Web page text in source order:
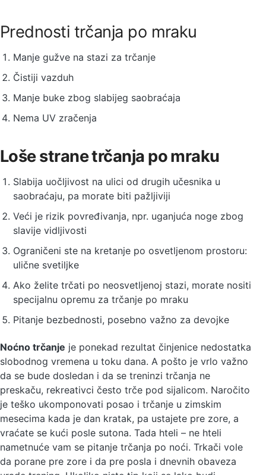
Prednosti trčanja po mraku
Manje gužve na stazi za trčanje
Čistiji vazduh
Manje buke zbog slabijeg saobraćaja
Nema UV zračenja
Loše strane trčanja po mraku
Slabija uočljivost na ulici od drugih učesnika u
saobraćaju, pa morate biti pažljiviji
Veći je rizik povređivanja, npr. uganjuća noge zbog
slavije vidljivosti
Ograničeni ste na kretanje po osvetljenom prostoru:
ulične svetiljke
Ako želite trčati po neosvetljenoj stazi, morate nositi
specijalnu opremu za trčanje po mraku
Pitanje bezbednosti, posebno važno za devojke
Noćno trčanje je ponekad rezultat činjenice nedostatka
slobodnog vremena u toku dana. A pošto je vrlo važno
da se bude dosledan i da se treninzi trčanja ne
preskaču, rekreativci često trče pod sijalicom. Naročito
je teško ukomponovati posao i trčanje u zimskim
mesecima kada je dan kratak, pa ustajete pre zore, a
vraćate se kući posle sutona. Tada hteli – ne hteli
nametnuće vam se pitanje trčanja po noći. Trkači vole
da porane pre zore i da pre posla i dnevnih obaveza